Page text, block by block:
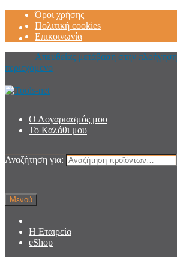
Όροι χρήσης
Πολιτική cookies
Επικοινωνία
Απευθείας μετάβαση στην πλοήγηση
περιεχόμενο
Ο Λογαριασμός μου
Το Καλάθι μου
Αναζήτηση για:
Μενού
Η Εταιρεία
eShop